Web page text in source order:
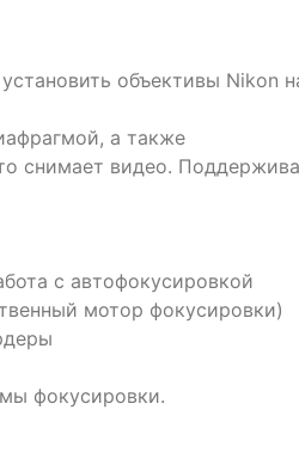
объективы Nikon
а также
снимает видео.
с автофокусировкой
мотор фокусировки)
фокусировки.